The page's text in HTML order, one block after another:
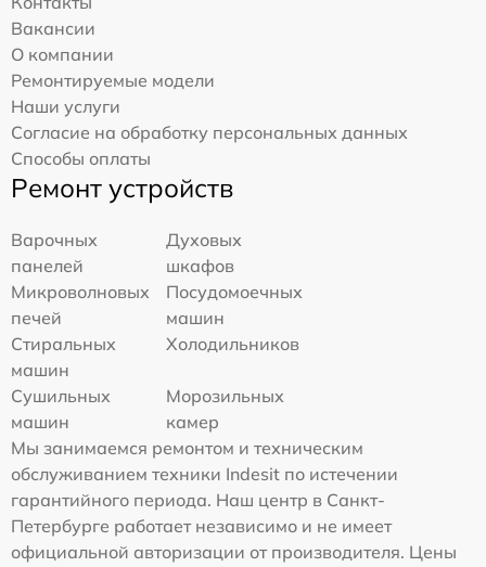
Вакансии
О компании
Ремонтируемые модели
Наши услуги
Согласие на обработку персональных данных
Способы оплаты
Ремонт устройств
Варочных
панелей
Духовых
шкафов
Микроволновых
печей
Посудомоечных
машин
Стиральных
машин
Холодильников
Сушильных
машин
Морозильных
камер
Мы занимаемся ремонтом и техническим
обслуживанием техники Indesit по истечении
гарантийного периода. Наш центр в Санкт-
Петербурге работает независимо и не имеет
официальной авторизации от производителя. Цены